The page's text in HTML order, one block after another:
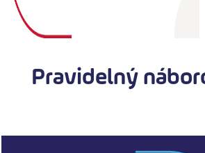
Pravidelný